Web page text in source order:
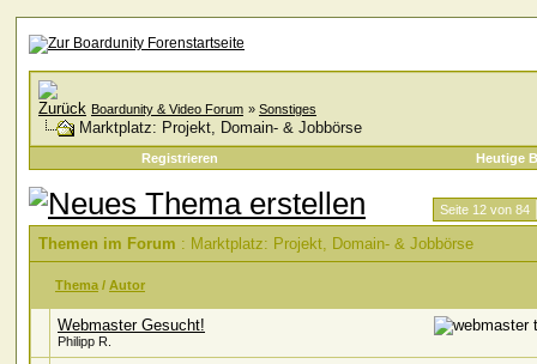
Boardunity & Video Forum » Sonstiges
Marktplatz: Projekt, Domain- & Jobbörse
Registrieren Heutige
Seite 12 von 84
Themen im Forum : Marktplatz: Projekt, Domain- & Jobbörse
Thema / Autor
Webmaster Gesucht!
Philipp R.